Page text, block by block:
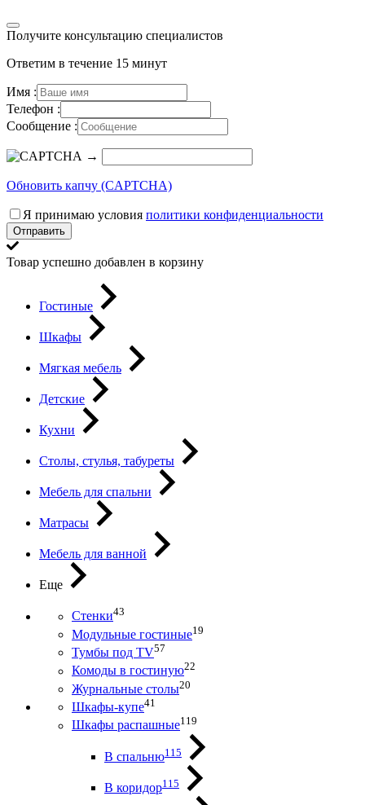
Получите консультацию специалистов
Ответим в течение 15 минут
Имя :
Телефон :
Сообщение :
→
Обновить капчу (CAPTCHA)
Я принимаю условия политики конфиденциальности
Отправить
Товар успешно добавлен в корзину
Гостиные
Шкафы
Мягкая мебель
Детские
Кухни
Столы, стулья, табуреты
Мебель для спальни
Матрасы
Мебель для ванной
Еще
Стенки43
Модульные гостиные19
Тумбы под ТV57
Комоды в гостиную22
Журнальные столы20
Шкафы-купе41
Шкафы распашные119
В спальню115
В коридор115